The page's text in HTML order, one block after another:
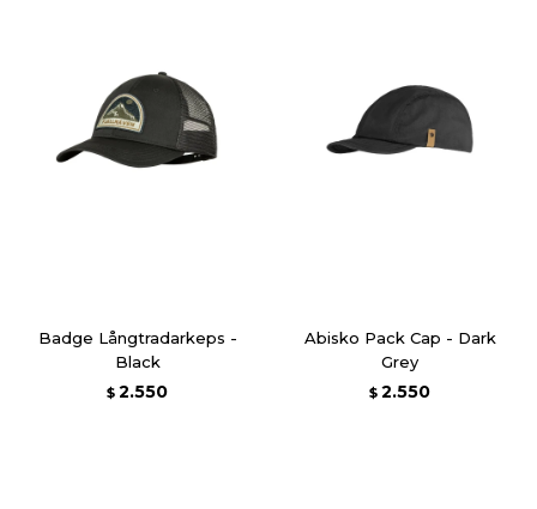
Badge Långtradarkeps -
Black
$ 2.550
Abisko Pack Cap - Dark
Grey
$ 2.550